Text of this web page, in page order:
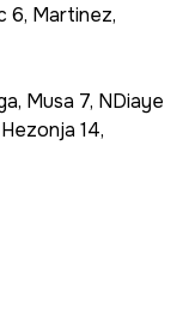
6, Martinez,
Musa 7, NDiaye
14,